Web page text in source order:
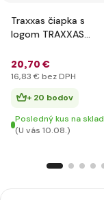
Traxxas čiapka s
logom TRAXXAS
20,70 €
16,83 € bez DPH
+ 20 bodov
Posledný kus na
(U vás 10.08.)